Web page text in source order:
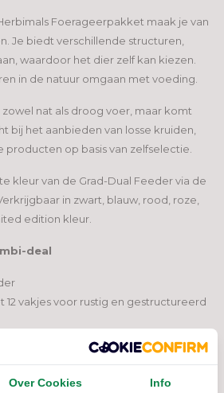
Foerageerpakket maak je van
Je biedt verschillende structuren,
waardoor het dier zelf kan kiezen.
in de natuur omgaan met voeding.
nat als droog voer, maar komt
bij het aanbieden van losse kruiden,
op basis van zelfselectie.
kleur van de Grad-Dual Feeder via de
in zwart, blauw, rood, roze,
edition kleur.
deal
vakjes voor rustig en gestructureerd
Over Cookies Info